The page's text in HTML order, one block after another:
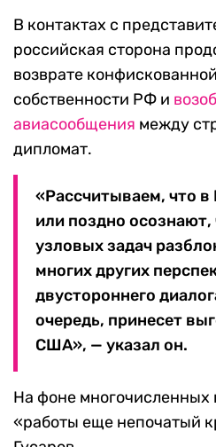
В контактах с
российская сторона
возврате
собственности РФ и
авиасообщения между
дипломат.
«Рассчитываем, что в
или поздно
узловых задач
многих других
двустороннего
очередь, принесет
США», — указал он.
На фоне
«работы еще непочатый